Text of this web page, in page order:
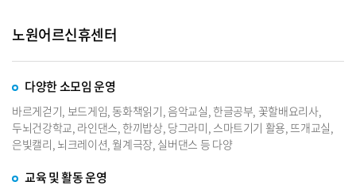
노원어르신휴센터
다양한 소모임 운영
바르게걷기, 보드게임, 동화책읽기, 음악교실, 한글공부, 꽃할배요리사,
두뇌건강학교, 라인댄스, 한끼밥상, 당그라미, 스마트기기 활용, 뜨개교실,
은빛캘리, 뇌크레이션, 월계극장, 실버댄스 등 다양
교육 및 활동 운영